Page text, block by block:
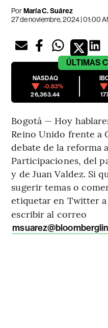
PorMaría C. Suárez
27 de noviembre, 2024 | 01:00
ÚLTIMAS
NASDAQ
-0.83%
26,363.44
Bogotá — Hoy
Reino Unido frente a
debate de la reforma
Participaciones, del
y de Juan Valdez. Si
sugerir temas o
etiquetar en Twitter a
escribir al correo